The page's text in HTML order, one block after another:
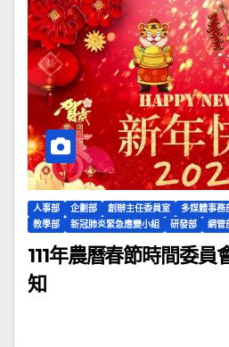
人事部 企劃部 創辦主任委員室 多媒體事務
教學部
新冠肺炎緊急應變小組 研發部 網管
111年農曆春節時間委員
知